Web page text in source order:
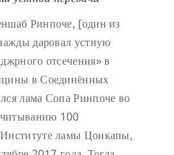
Ринпоче, [один из
даровал устную
отсечения» в
в Соединённых
лама Сопа Ринпоче во
100
ламы Цонкапы,